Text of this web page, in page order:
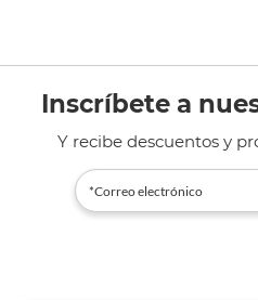
Inscríbete a
Y recibe descuentos y